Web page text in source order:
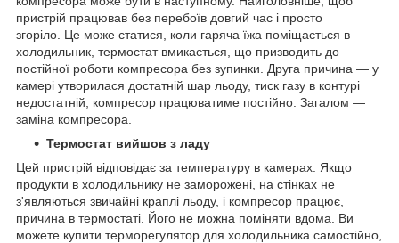
пристрій працював без перебоїв довгий час і просто
згоріло. Це може статися, коли гаряча їжа поміщається в
холодильник, термостат вмикається, що призводить до
постійної роботи компресора без зупинки. Друга причина — у
камері утворилася достатній шар льоду, тиск газу в контурі
недостатній, компресор працюватиме постійно. Загалом —
заміна компресора.
Термостат вийшов з ладу
Цей пристрій відповідає за температуру в камерах. Якщо
продукти в холодильнику не заморожені, на стінках не
з'являються звичайні краплі льоду, і компресор працює,
причина в термостаті. Його не можна поміняти вдома. Ви
можете купити терморегулятор для холодильника самостійно,